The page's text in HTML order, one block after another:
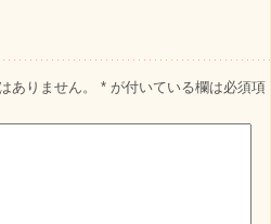
ありません。 * が付いている欄は必須項